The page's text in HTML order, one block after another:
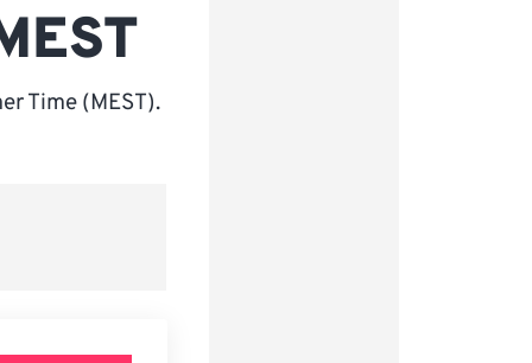
Time (MEST).